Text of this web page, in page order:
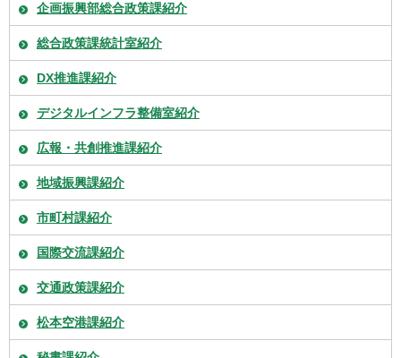
企画振興部総合政策課紹介
総合政策課統計室紹介
DX推進課紹介
デジタルインフラ整備室紹介
広報・共創推進課紹介
地域振興課紹介
市町村課紹介
国際交流課紹介
交通政策課紹介
松本空港課紹介